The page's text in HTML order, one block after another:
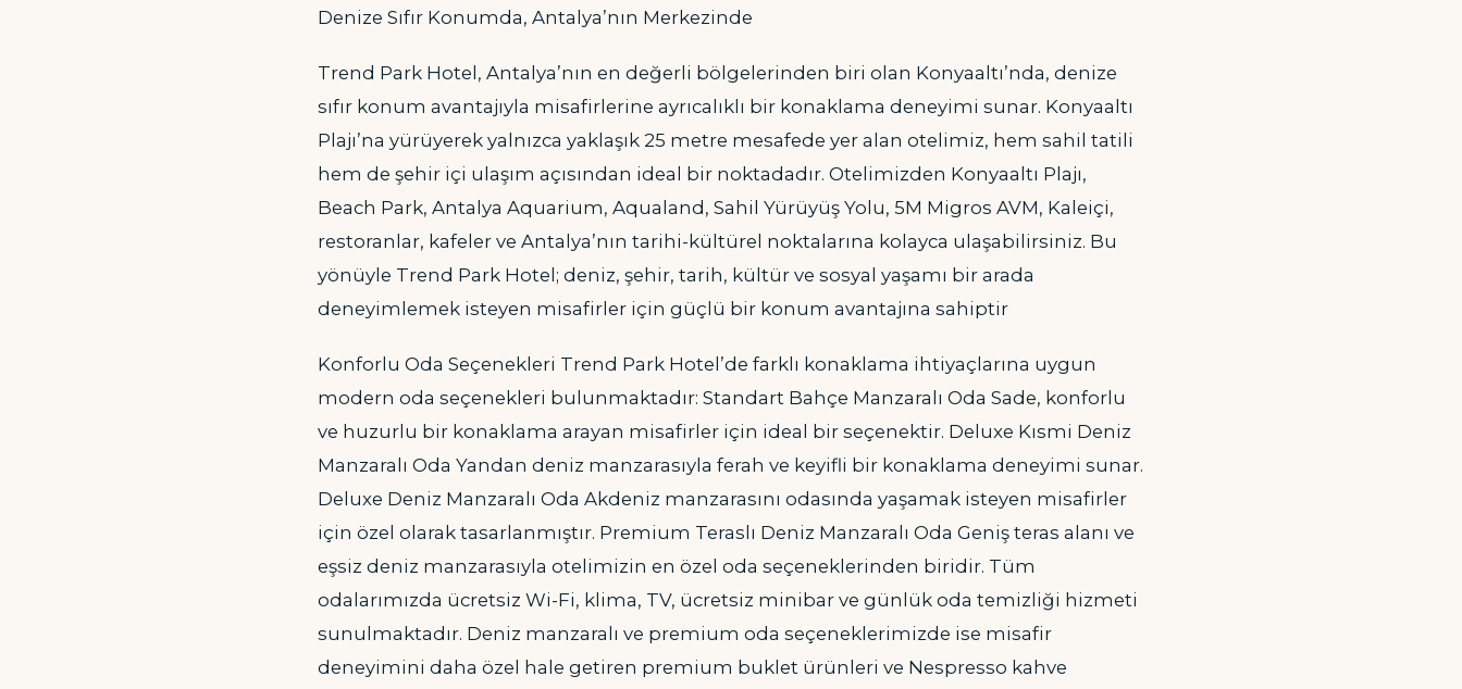
Denize Sıfır Konumda, Antalya’nın Merkezinde
Trend Park Hotel, Antalya’nın en değerli bölgelerinden biri olan Konyaaltı’nda, denize
sıfır konum avantajıyla misafirlerine ayrıcalıklı bir konaklama deneyimi sunar. Konyaaltı
Plajı’na yürüyerek yalnızca yaklaşık 25 metre mesafede yer alan otelimiz, hem sahil tatili
hem de şehir içi ulaşım açısından ideal bir noktadadır. Otelimizden Konyaaltı Plajı,
Beach Park, Antalya Aquarium, Aqualand, Sahil Yürüyüş Yolu, 5M Migros AVM, Kaleiçi,
restoranlar, kafeler ve Antalya’nın tarihi-kültürel noktalarına kolayca ulaşabilirsiniz. Bu
yönüyle Trend Park Hotel; deniz, şehir, tarih, kültür ve sosyal yaşamı bir arada
deneyimlemek isteyen misafirler için güçlü bir konum avantajına sahiptir
Konforlu Oda Seçenekleri Trend Park Hotel’de farklı konaklama ihtiyaçlarına uygun
modern oda seçenekleri bulunmaktadır: Standart Bahçe Manzaralı Oda Sade, konforlu
ve huzurlu bir konaklama arayan misafirler için ideal bir seçenektir. Deluxe Kısmi Deniz
Manzaralı Oda Yandan deniz manzarasıyla ferah ve keyifli bir konaklama deneyimi sunar.
Deluxe Deniz Manzaralı Oda Akdeniz manzarasını odasında yaşamak isteyen misafirler
için özel olarak tasarlanmıştır. Premium Teraslı Deniz Manzaralı Oda Geniş teras alanı ve
eşsiz deniz manzarasıyla otelimizin en özel oda seçeneklerinden biridir. Tüm
odalarımızda ücretsiz Wi-Fi, klima, TV, ücretsiz minibar ve günlük oda temizliği hizmeti
sunulmaktadır. Deniz manzaralı ve premium oda seçeneklerimizde ise misafir
deneyimini daha özel hale getiren premium buklet ürünleri ve Nespresso kahve